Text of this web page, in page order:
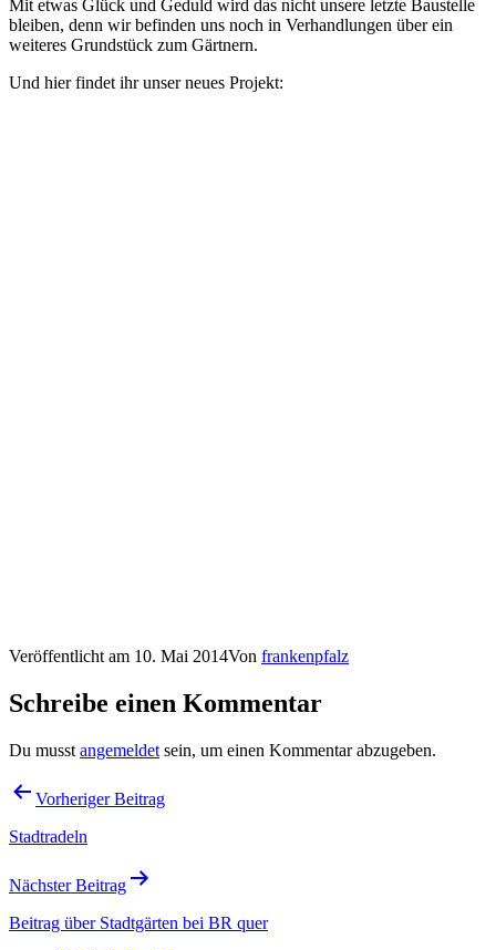
Mit etwas Glück und Geduld wird das nicht unsere letzte Baustelle
bleiben, denn wir befinden uns noch in Verhandlungen über ein
weiteres Grundstück zum Gärtnern.
Und hier findet ihr unser neues Projekt:
Veröffentlicht am 10. Mai 2014Von frankenpfalz
Schreibe einen Kommentar
Du musst angemeldet sein, um einen Kommentar abzugeben.
Beitragsnavigation
Vorheriger Beitrag
Stadtradeln
Nächster Beitrag
Beitrag über Stadtgärten bei BR quer